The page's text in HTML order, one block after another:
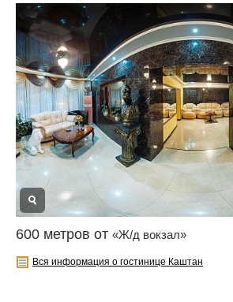
600 метров от «Ж/д вокзал»
Вся информация о гостинице Каштан